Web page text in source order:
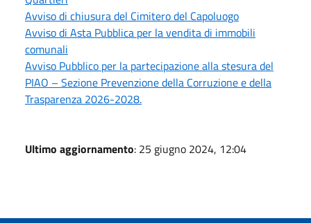
Avviso di chiusura del Cimitero del Capoluogo
Avviso di Asta Pubblica per la vendita di immobili
comunali
Avviso Pubblico per la partecipazione alla stesura del
PIAO – Sezione Prevenzione della Corruzione e della
Trasparenza 2026-2028.
Ultimo aggiornamento: 25 giugno 2024, 12:04